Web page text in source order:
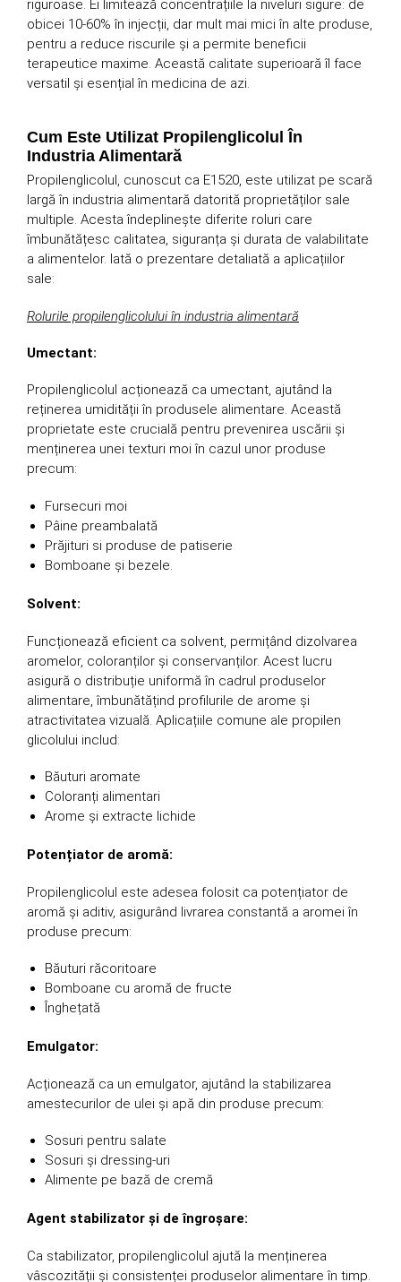
riguroase. Ei limitează concentrațiile la niveluri sigure: de
obicei 10-60% în injecții, dar mult mai mici în alte produse,
pentru a reduce riscurile și a permite beneficii
terapeutice maxime. Această calitate superioară îl face
versatil și esențial în medicina de azi.
Cum Este Utilizat Propilenglicolul În
Industria Alimentară
Propilenglicolul, cunoscut ca E1520, este utilizat pe scară
largă în industria alimentară datorită proprietăților sale
multiple. Acesta îndeplinește diferite roluri care
îmbunătățesc calitatea, siguranța și durata de valabilitate
a alimentelor. Iată o prezentare detaliată a aplicațiilor
sale:
Rolurile propilenglicolului în industria alimentară
Umectant:
Propilenglicolul acționează ca umectant, ajutând la
reținerea umidității în produsele alimentare. Această
proprietate este crucială pentru prevenirea uscării și
menținerea unei texturi moi în cazul unor produse
precum:
Fursecuri moi
Pâine preambalată
Prăjituri si produse de patiserie
Bomboane și bezele.
Solvent:
Funcționează eficient ca solvent, permițând dizolvarea
aromelor, coloranților și conservanților. Acest lucru
asigură o distribuție uniformă în cadrul produselor
alimentare, îmbunătățind profilurile de arome și
atractivitatea vizuală. Aplicațiile comune ale propilen
glicolului includ:
Băuturi aromate
Coloranți alimentari
Arome și extracte lichide
Potențiator de aromă:
Propilenglicolul este adesea folosit ca potențiator de
aromă și aditiv, asigurând livrarea constantă a aromei în
produse precum:
Băuturi răcoritoare
Bomboane cu aromă de fructe
Înghețată
Emulgator:
Acționează ca un emulgator, ajutând la stabilizarea
amestecurilor de ulei și apă din produse precum:
Sosuri pentru salate
Sosuri și dressing-uri
Alimente pe bază de cremă
Agent stabilizator și de îngroșare:
Ca stabilizator, propilenglicolul ajută la menținerea
vâscozității și consistenței produselor alimentare în timp.